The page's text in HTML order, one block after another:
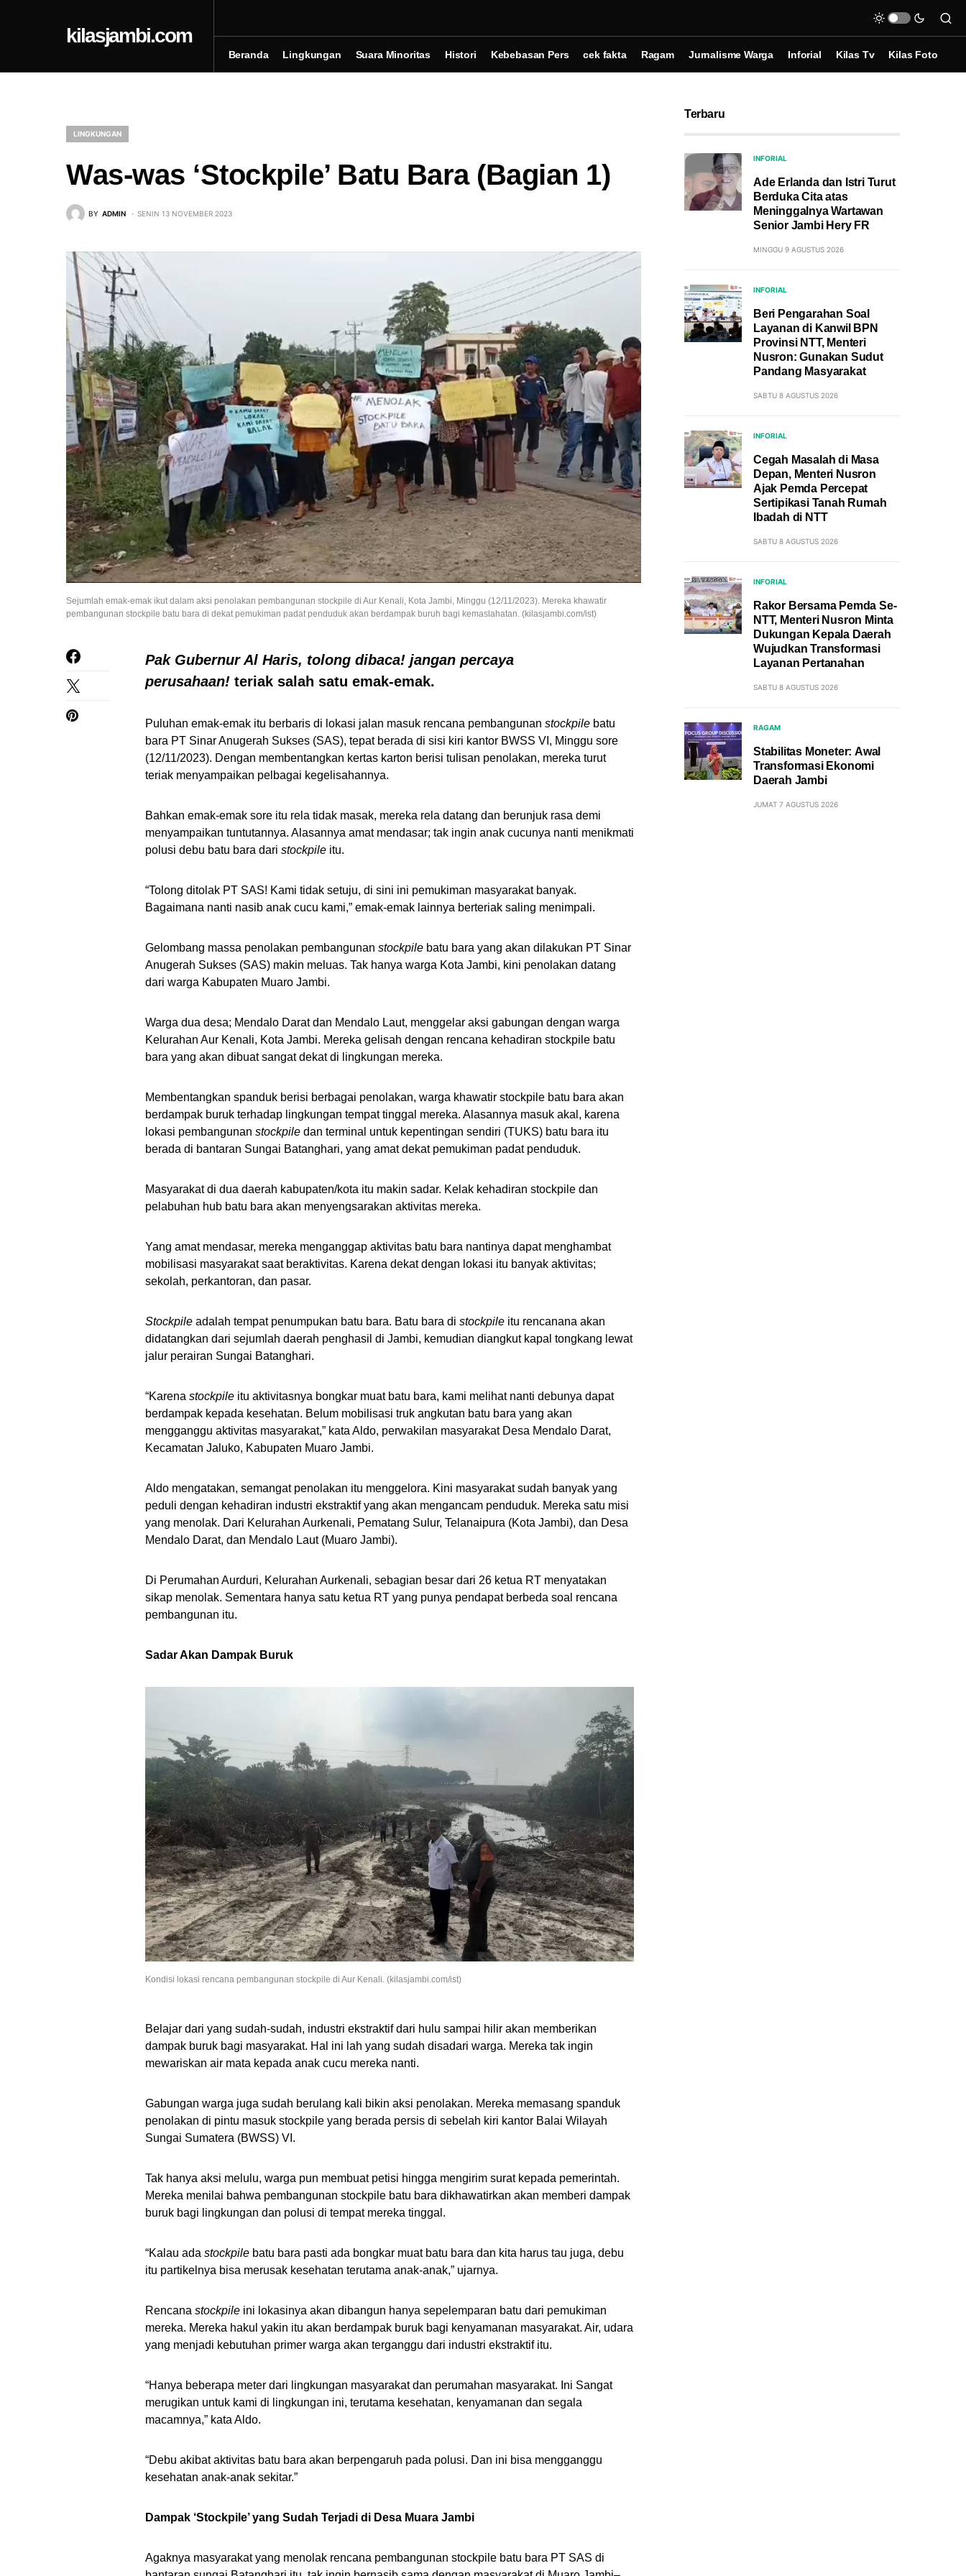
kilasjambi.com
Beranda Lingkungan Suara Minoritas Histori Kebebasan Pers cek fakta Ragam Jurnalisme Warga Inforial Kilas Tv Kilas Foto
LINGKUNGAN
Was-was ‘Stockpile’ Batu Bara (Bagian 1)
BY ADMIN SENIN 13 NOVEMBER 2023
Sejumlah emak-emak ikut dalam aksi penolakan pembangunan stockpile di Aur Kenali, Kota Jambi, Minggu (12/11/2023). Mereka khawatir
pembangunan stockpile batu bara di dekat pemukiman padat penduduk akan berdampak buruh bagi kemaslahatan. (kilasjambi.com/ist)
Pak Gubernur Al Haris, tolong dibaca! jangan percaya
perusahaan! teriak salah satu emak-emak.
Puluhan emak-emak itu berbaris di lokasi jalan masuk rencana pembangunan stockpile batu
bara PT Sinar Anugerah Sukses (SAS), tepat berada di sisi kiri kantor BWSS VI, Minggu sore
(12/11/2023). Dengan membentangkan kertas karton berisi tulisan penolakan, mereka turut
teriak menyampaikan pelbagai kegelisahannya.
Bahkan emak-emak sore itu rela tidak masak, mereka rela datang dan berunjuk rasa demi
menyampaikan tuntutannya. Alasannya amat mendasar; tak ingin anak cucunya nanti menikmati
polusi debu batu bara dari stockpile itu.
“Tolong ditolak PT SAS! Kami tidak setuju, di sini ini pemukiman masyarakat banyak.
Bagaimana nanti nasib anak cucu kami,” emak-emak lainnya berteriak saling menimpali.
Gelombang massa penolakan pembangunan stockpile batu bara yang akan dilakukan PT Sinar
Anugerah Sukses (SAS) makin meluas. Tak hanya warga Kota Jambi, kini penolakan datang
dari warga Kabupaten Muaro Jambi.
Warga dua desa; Mendalo Darat dan Mendalo Laut, menggelar aksi gabungan dengan warga
Kelurahan Aur Kenali, Kota Jambi. Mereka gelisah dengan rencana kehadiran stockpile batu
bara yang akan dibuat sangat dekat di lingkungan mereka.
Membentangkan spanduk berisi berbagai penolakan, warga khawatir stockpile batu bara akan
berdampak buruk terhadap lingkungan tempat tinggal mereka. Alasannya masuk akal, karena
lokasi pembangunan stockpile dan terminal untuk kepentingan sendiri (TUKS) batu bara itu
berada di bantaran Sungai Batanghari, yang amat dekat pemukiman padat penduduk.
Masyarakat di dua daerah kabupaten/kota itu makin sadar. Kelak kehadiran stockpile dan
pelabuhan hub batu bara akan menyengsarakan aktivitas mereka.
Yang amat mendasar, mereka menganggap aktivitas batu bara nantinya dapat menghambat
mobilisasi masyarakat saat beraktivitas. Karena dekat dengan lokasi itu banyak aktivitas;
sekolah, perkantoran, dan pasar.
Stockpile adalah tempat penumpukan batu bara. Batu bara di stockpile itu rencanana akan
didatangkan dari sejumlah daerah penghasil di Jambi, kemudian diangkut kapal tongkang lewat
jalur perairan Sungai Batanghari.
“Karena stockpile itu aktivitasnya bongkar muat batu bara, kami melihat nanti debunya dapat
berdampak kepada kesehatan. Belum mobilisasi truk angkutan batu bara yang akan
mengganggu aktivitas masyarakat,” kata Aldo, perwakilan masyarakat Desa Mendalo Darat,
Kecamatan Jaluko, Kabupaten Muaro Jambi.
Aldo mengatakan, semangat penolakan itu menggelora. Kini masyarakat sudah banyak yang
peduli dengan kehadiran industri ekstraktif yang akan mengancam penduduk. Mereka satu misi
yang menolak. Dari Kelurahan Aurkenali, Pematang Sulur, Telanaipura (Kota Jambi), dan Desa
Mendalo Darat, dan Mendalo Laut (Muaro Jambi).
Di Perumahan Aurduri, Kelurahan Aurkenali, sebagian besar dari 26 ketua RT menyatakan
sikap menolak. Sementara hanya satu ketua RT yang punya pendapat berbeda soal rencana
pembangunan itu.
Sadar Akan Dampak Buruk
Kondisi lokasi rencana pembangunan stockpile di Aur Kenali. (kilasjambi.com/ist)
Belajar dari yang sudah-sudah, industri ekstraktif dari hulu sampai hilir akan memberikan
dampak buruk bagi masyarakat. Hal ini lah yang sudah disadari warga. Mereka tak ingin
mewariskan air mata kepada anak cucu mereka nanti.
Gabungan warga juga sudah berulang kali bikin aksi penolakan. Mereka memasang spanduk
penolakan di pintu masuk stockpile yang berada persis di sebelah kiri kantor Balai Wilayah
Sungai Sumatera (BWSS) VI.
Tak hanya aksi melulu, warga pun membuat petisi hingga mengirim surat kepada pemerintah.
Mereka menilai bahwa pembangunan stockpile batu bara dikhawatirkan akan memberi dampak
buruk bagi lingkungan dan polusi di tempat mereka tinggal.
“Kalau ada stockpile batu bara pasti ada bongkar muat batu bara dan kita harus tau juga, debu
itu partikelnya bisa merusak kesehatan terutama anak-anak,” ujarnya.
Rencana stockpile ini lokasinya akan dibangun hanya sepelemparan batu dari pemukiman
mereka. Mereka hakul yakin itu akan berdampak buruk bagi kenyamanan masyarakat. Air, udara
yang menjadi kebutuhan primer warga akan terganggu dari industri ekstraktif itu.
“Hanya beberapa meter dari lingkungan masyarakat dan perumahan masyarakat. Ini Sangat
merugikan untuk kami di lingkungan ini, terutama kesehatan, kenyamanan dan segala
macamnya,” kata Aldo.
“Debu akibat aktivitas batu bara akan berpengaruh pada polusi. Dan ini bisa mengganggu
kesehatan anak-anak sekitar.”
Dampak ‘Stockpile’ yang Sudah Terjadi di Desa Muara Jambi
Agaknya masyarakat yang menolak rencana pembangunan stockpile batu bara PT SAS di
Terbaru
INFORIAL
Ade Erlanda dan Istri Turut
Berduka Cita atas
Meninggalnya Wartawan
Senior Jambi Hery FR
MINGGU 9 AGUSTUS 2026
INFORIAL
Beri Pengarahan Soal
Layanan di Kanwil BPN
Provinsi NTT, Menteri
Nusron: Gunakan Sudut
Pandang Masyarakat
SABTU 8 AGUSTUS 2026
INFORIAL
Cegah Masalah di Masa
Depan, Menteri Nusron
Ajak Pemda Percepat
Sertipikasi Tanah Rumah
Ibadah di NTT
SABTU 8 AGUSTUS 2026
INFORIAL
Rakor Bersama Pemda Se-
NTT, Menteri Nusron Minta
Dukungan Kepala Daerah
Wujudkan Transformasi
Layanan Pertanahan
SABTU 8 AGUSTUS 2026
RAGAM
Stabilitas Moneter: Awal
Transformasi Ekonomi
Daerah Jambi
JUMAT 7 AGUSTUS 2026